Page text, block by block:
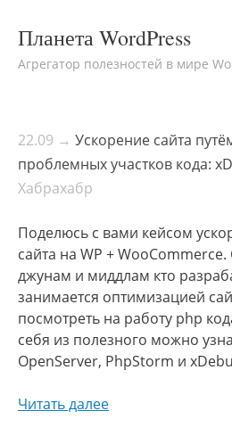
Планета WordPress
Агрегатор полезностей в мире
22.09 → Ускорение сайта
проблемных участков кода:
Хабрахабр
Поделюсь с вами кейсом
сайта на WP + WooCommerce.
джунам и миддлам кто
занимается оптимизацией
посмотреть на работу php
себя из полезного можно
OpenServer, PhpStorm и
Читать далее